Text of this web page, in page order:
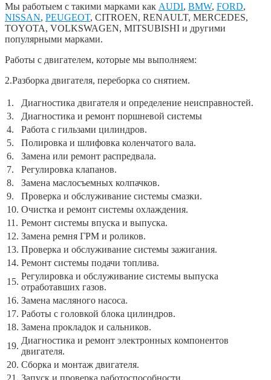
Мы работыем с такими марками как AUDI, BMW, FORD,
NISSAN, PEUGEOT, CITROEN, RENAULT, MERCEDES,
TOYOTA, VOLKSWAGEN, MITSUBISHI и другими
популярными марками.
Работы с двигателем, которые мы выполняем:
2.Разборка двигателя, переборка со снятием.
1.
Диагностика двигателя и определение неисправностей.
3.
Диагностика и ремонт поршневой системы
4.
Работа с гильзами цилиндров.
5.
Полировка и шлифовка коленчатого вала.
6.
Замена или ремонт распредвала.
7.
Регулировка клапанов.
8.
Замена маслосъемных колпачков.
9.
Проверка и обслуживание системы смазки.
10. Очистка и ремонт системы охлаждения.
11. Ремонт системы впуска и выпуска.
12. Замена ремня ГРМ и роликов.
13. Проверка и обслуживание системы зажигания.
14. Ремонт системы подачи топлива.
15.
Регулировка и обслуживание системы выпуска
отработавших газов.
16. Замена масляного насоса.
17. Работы с головкой блока цилиндров.
18. Замена прокладок и сальников.
19.
Диагностика и ремонт электронных компонентов
двигателя.
20. Сборка и монтаж двигателя.
21. Запуск и проверка работоспособности.